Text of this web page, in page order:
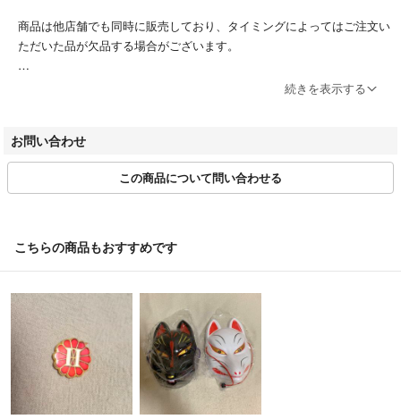
商品は他店舗でも同時に販売しており、タイミングによってはご注文い
ただいた品が欠品する場合がございます。
ブランドによってサイズ表記方法が様々です。必ず実寸サイズをご確認
ましてはご容赦ください。
商品画像はできる限り現品を再現するよう心がけておりますが、ご利用
商品状態は掲載前に十分な確認を行っておりますが、重大な見落としが
ございました際はご返品を承ります。サイズが合わない、イメージが違
う、間違えた等お客様都合での返品はお受けしておりません。
・ご注文の商品と異なる商品が届いた場合
・商品状態が商品説明と著しく異なる場合
はご返品をお受けしております。
続きを表示する
お問い合わせ
この商品について問い合わせる
こちらの商品もおすすめです